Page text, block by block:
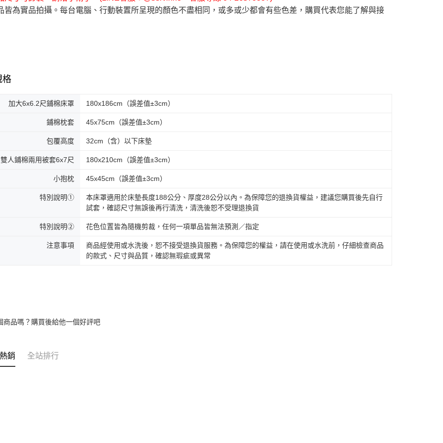
皆為實品拍攝。每台電腦、行動裝置所呈現的顏色不盡相同，或多或少都會有些色差，購買代表您能了解與接
格
加大6x6.2尺鋪棉床罩 180x186cm（誤差值±3cm）
鋪棉枕套 45x75cm（誤差值±3cm）
包覆高度 32cm（含）以下床墊
雙人鋪棉兩用被套6x7尺 180x210cm（誤差值±3cm）
小抱枕 45x45cm（誤差值±3cm）
特別說明①
本床罩適用於床墊長度188公分、厚度28公分以內。為保障您的退換貨權益，建議您購買後先自行
試套，確認尺寸無誤後再行清洗，清洗後恕不受理退換貨
特別說明② 花色位置皆為隨機剪裁，任何一項單品皆無法預測／指定
注意事項
商品經使用或水洗後，恕不接受退換貨服務。為保障您的權益，請在使用或水洗前，仔細檢查商品
的款式、尺寸與品質，確認無瑕疵或異常
商品嗎？購買後給他一個好評吧
銷 全站排行